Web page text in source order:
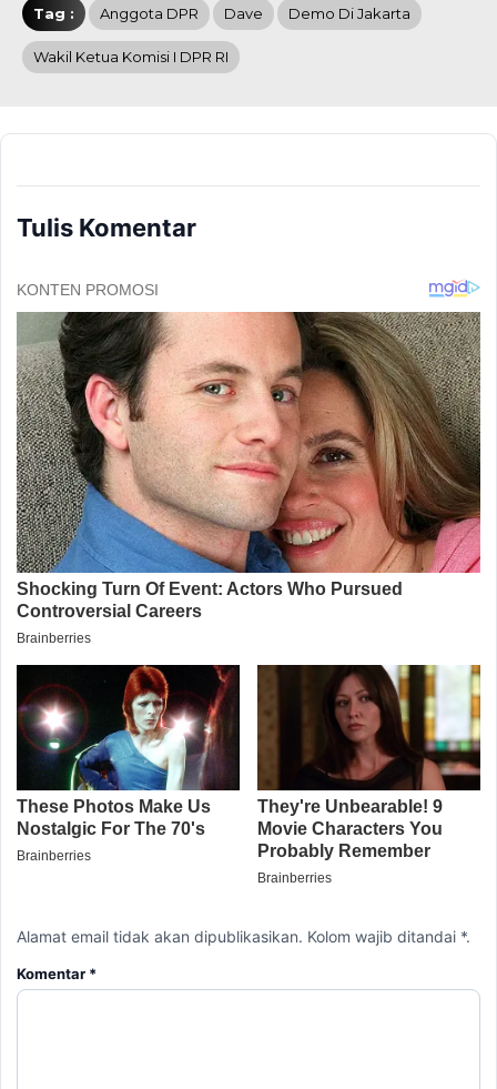
Tag : Anggota DPR Dave Demo Di Jakarta
Wakil Ketua Komisi I DPR RI
Tulis Komentar
Alamat email tidak akan dipublikasikan. Kolom wajib ditandai *.
Komentar *